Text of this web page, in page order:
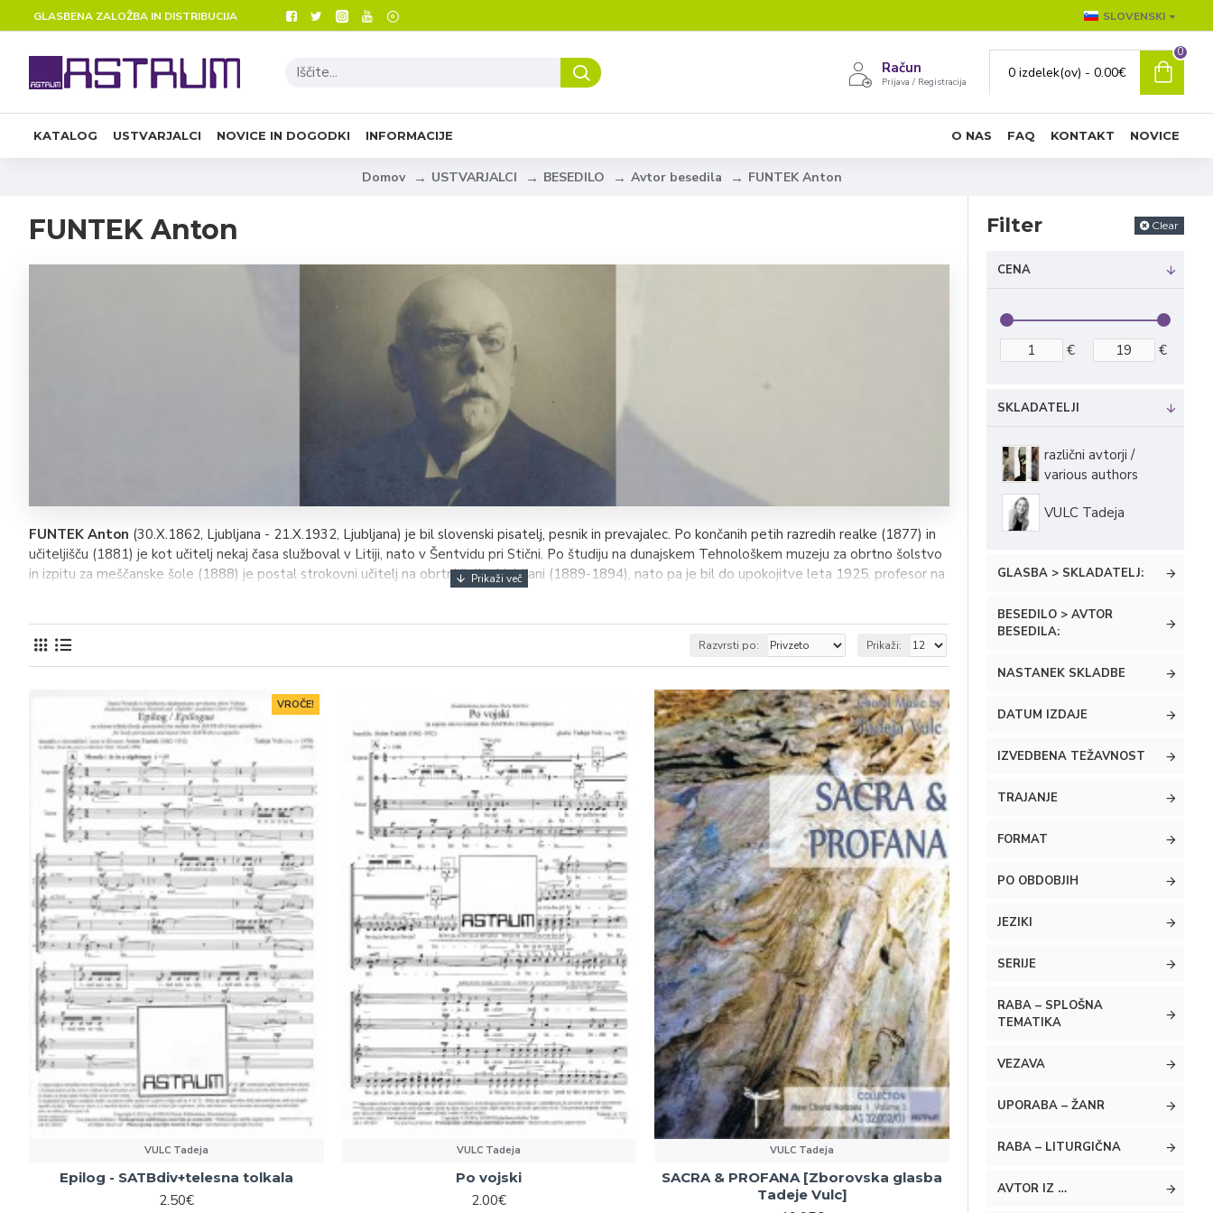
GLASBENA ZALOŽBA IN DISTRIBUCIJA SLOVENSKI
Račun
Prijava / Registracija
0 izdelek(ov) - 0.00€
0
KATALOG USTVARJALCI NOVICE IN DOGODKI INFORMACIJE O NAS FAQ KONTAKT NOVICE
Domov USTVARJALCI BESEDILO Avtor besedila FUNTEK Anton
FUNTEK Anton
FUNTEK Anton (30.X.1862, Ljubljana - 21.X.1932, Ljubljana) je bil slovenski pisatelj, pesnik in prevajalec. Po končanih petih razredih realke (1877) in
učiteljišču (1881) je kot učitelj nekaj časa služboval v Litiji, nato v Šentvidu pri Stični. Po študiju na dunajskem Tehnološkem muzeju za obrtno šolstvo
in izpitu za meščanske šole (1888) je postal strokovni učitelj na obrtni šoli v Ljubljani (1889-1894), nato pa je bil do upokojitve leta 1925, profesor na
Bil je urednik Ljubljanskega zvona (1891-1894), potem Laibacher Zeitung (1895-1918) in po letu 1918 Uradnega lista Narodne in Deželne vlade SHS
v Ljubljani. S pesmimi, prozo, razpravami in gledališkimi ocenami je sodeloval v raznih časopisih (Kres, Ljubljanski zvon, Slovan).Pisal je pesmi, novele,
drame in operna besedila. Njegova dramatika se razpenja od naturalističo zasnovane igre z motivi dednosti v deluIz osvete(1896) prek enodejanke
Kristalni grad(1920) .
Razvrsti po: Prikaži:
VROČE!
VULC Tadeja
Epilog - SATBdiv+telesna tolkala
2.50€
VULC Tadeja
Po vojski
2.00€
VULC Tadeja
SACRA & PROFANA [Zborovska glasba
Tadeje Vulc]
Filter Clear
CENA
€ €
SKLADATELJI
različni avtorji /
various authors
VULC Tadeja
GLASBA > SKLADATELJ:
BESEDILO > AVTOR
BESEDILA:
NASTANEK SKLADBE
DATUM IZDAJE
IZVEDBENA TEŽAVNOST
TRAJANJE
FORMAT
PO OBDOBJIH
JEZIKI
SERIJE
RABA – SPLOŠNA
TEMATIKA
VEZAVA
UPORABA – ŽANR
RABA – LITURGIČNA
AVTOR IZ …